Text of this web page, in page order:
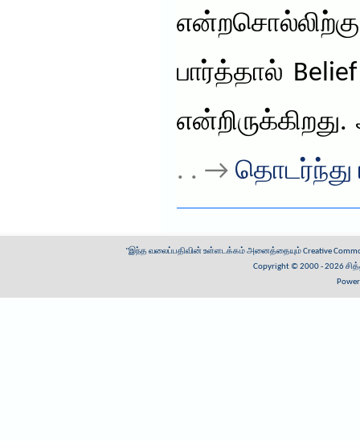
பார்த்தால்
. . → தொடர்ந்து
"இந்த வலைப்பதிவின் உள்ளடக்கம் அனைத்தையும்Creative
Copyright © 2000 - 2026